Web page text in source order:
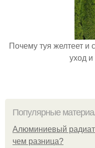
Почему туя желтеет и
уход
Популярные
Алюминиевый
чем разница?